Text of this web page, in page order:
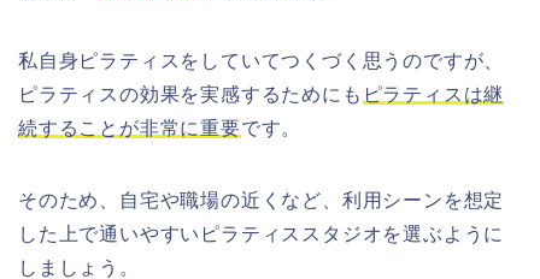
私自身ピラティスをしていてつくづく思うのですが、
ピラティスの効果を実感するためにも ピラティスは継
続することが非常に重要です。
そのため、自宅や職場の近くなど、利用シーンを想定
した上で通いやすいピラティススタジオを選ぶように
しましょう。